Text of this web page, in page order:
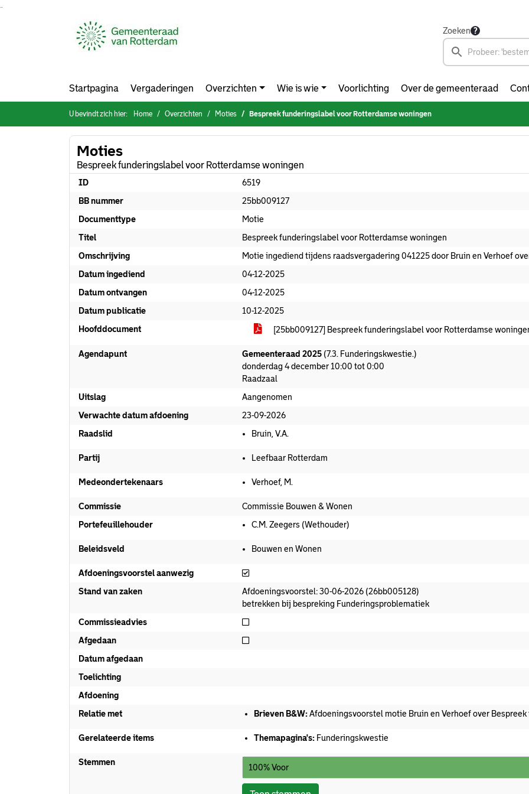
Zoeken
Startpagina Vergaderingen Overzichten Wie is wie Voorlichting Over de gemeenteraad
U bevindt zich hier: Home Overzichten Moties Bespreek funderingslabel voor Rotterdamse woningen
Moties
Bespreek funderingslabel voor Rotterdamse woningen
ID
6519
BB nummer
25bb009127
Documenttype
Motie
Titel
Bespreek funderingslabel voor Rotterdamse woningen
Omschrijving
Motie ingediend tijdens raadsvergadering 041225 door Bruin en Verhoef
Datum ingediend
04-12-2025
Datum ontvangen
04-12-2025
Datum publicatie
10-12-2025
Hoofddocument
[25bb009127] Bespreek funderingslabel voor Rotterdamse
Agendapunt Gemeenteraad 2025 (7.3. Funderingskwestie.)
donderdag 4 december 10:00 tot 0:00
Raadzaal
Uitslag
Aangenomen
Verwachte datum afdoening
23-09-2026
Raadslid
Bruin, V.A.
Partij Leefbaar Rotterdam
Medeondertekenaars Verhoef, M.
Commissie
Commissie Bouwen & Wonen
Portefeuillehouder
C.M. Zeegers (Wethouder)
Beleidsveld Bouwen en Wonen
Afdoeningsvoorstel aanwezig
Afdoeningsvoorstel aanwezig
Stand van zaken
Afdoeningsvoorstel: 30-06-2026 (26bb005128)
betrekken bij bespreking Funderingsproblematiek
Commissieadvies
Niet commissieadvies
Afgedaan
Niet afgedaan
Datum afgedaan
Toelichting
Afdoening
Relatie met
Brieven B&W:Afdoeningsvoorstel motie Bruin en Verhoef over
Gerelateerde items Themapagina's: Funderingskwestie
Stemmen
100% Voor